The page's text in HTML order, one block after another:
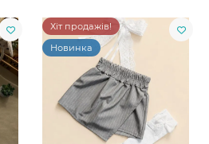
Хіт продажів!
Новинка